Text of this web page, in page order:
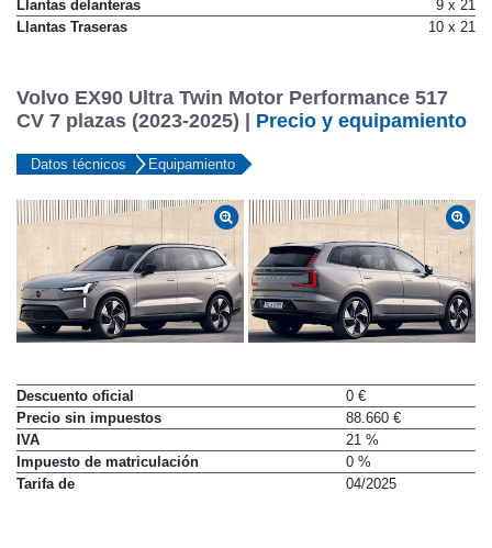
Llantas delanteras
9 x 21
Llantas Traseras
10 x 21
Volvo EX90 Ultra Twin Motor Performance 517
CV 7 plazas (2023-2025) | Precio y equipamiento
Datos técnicos Equipamiento
Descuento oficial
0 €
Precio sin impuestos
88.660 €
IVA
21 %
Impuesto de matriculación
0 %
Tarifa de
04/2025